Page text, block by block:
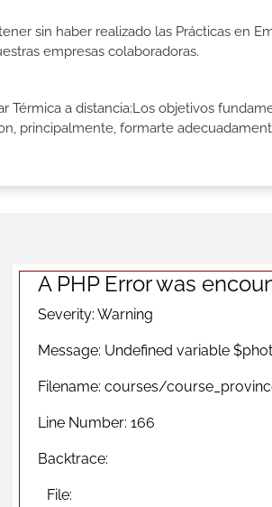
sin haber realizado las Prácticas en
empresas colaboradoras.
Térmica a distancia:Los objetivos
principalmente, formarte
A PHP Error was
Severity: Warning
Message: Undefined variable
Filename: courses/
Line Number: 166
Backtrace:
File: